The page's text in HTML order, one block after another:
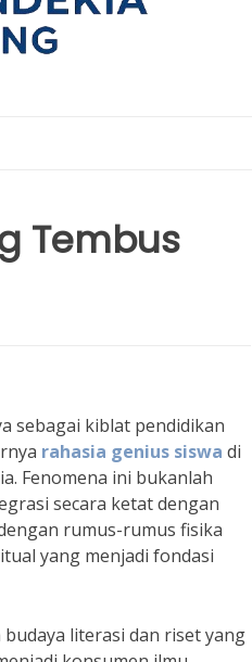
Tembus
sebagai kiblat pendidikan
rahasia genius siswa di
Fenomena ini bukanlah
secara ketat dengan
rumus-rumus fisika
yang menjadi fondasi
literasi dan riset yang